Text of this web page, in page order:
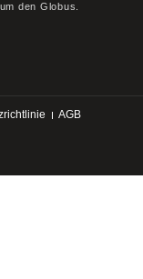
den Globus.
AGB